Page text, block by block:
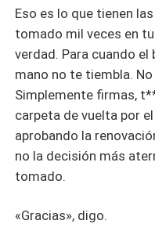
Eso es lo que tienen
tomado mil veces en
verdad. Para cuando
mano no te tiembla.
Simplemente firmas,
carpeta de vuelta por
aprobando la
no la decisión más
tomado.
«Gracias», digo.